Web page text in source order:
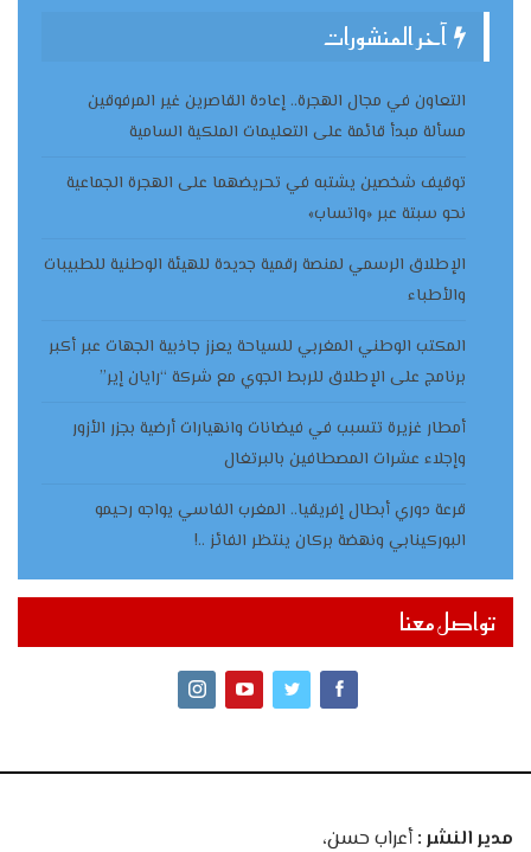
آخر المنشورات
التعاون في مجال الهجرة.. إعادة القاصرين غير المرفوقين
مسألة مبدأ قائمة على التعليمات الملكية السامية
توقيف شخصين يشتبه في تحريضهما على الهجرة الجماعية
نحو سبتة عبر «واتساب»
الإطلاق الرسمي لمنصة رقمية جديدة للهيئة الوطنية للطبيبات
والأطباء
المكتب الوطني المغربي للسياحة يعزز جاذبية الجهات عبر أكبر
برنامج على الإطلاق للربط الجوي مع شركة “رايان إير”
أمطار غزيرة تتسبب في فيضانات وانهيارات أرضية بجزر الأزور
وإجلاء عشرات المصطافين بالبرتغال
قرعة دوري أبطال إفريقيا.. المغرب الفاسي يواجه رحيمو
البوركينابي ونهضة بركان ينتظر الفائز ..!
تواصل معنا
مدير النشر :أعراب حسن،